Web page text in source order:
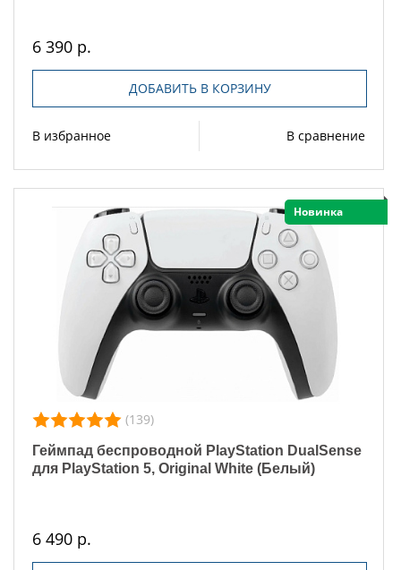
6 390 р.
ДОБАВИТЬ В КОРЗИНУ
В избранное В сравнение
Новинка
(139)
Геймпад беспроводной PlayStation DualSense
для PlayStation 5, Original White (Белый)
6 490 р.